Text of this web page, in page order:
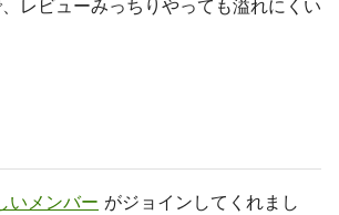
レビューみっちりやっても溢れにくい
いメンバー がジョインしてくれまし